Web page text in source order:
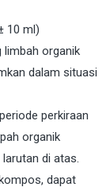
10 ml)
limbah organik
dalam situasi
perkiraan
organik
di atas.
dapat